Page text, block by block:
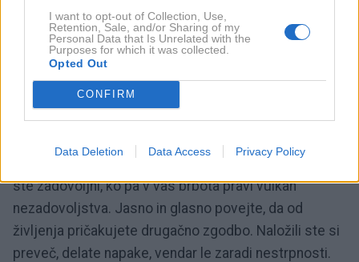
I want to opt-out of Collection, Use,
Retention, Sale, and/or Sharing of my
Personal Data that Is Unrelated with the
Purposes for which it was collected.
Opted Out
CONFIRM
Data Deletion Data Access Privacy Policy
precej močnejša od razuma. Prepustite se jim in
pokažite vsem, ki jih imate radi, da vam lahko
popolnoma zaupajo. Energije vam pomagajo tudi pri
iskanju najboljših možnosti za nove priložnosti in
napredek.
Danes nikar ne lažite sami sebi. Ne prepričujte se, da
ste zadovoljni, ko pa v vas brbota pravi vulkan
nezadovoljstva. Jasno in glasno povejte, da od
življenja pričakujete drugačno zgodbo. Naložili ste si
preveč, delate napake, vendar le zaradi nestrpnosti.